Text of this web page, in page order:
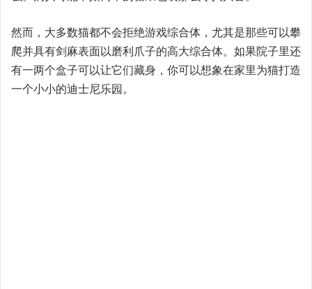
然而，大多数猫都不会拒绝游戏综合体，尤其是那些可以攀
爬并具有剑麻表面以磨利爪子的高大综合体。如果院子里还
有一两个盒子可以让它们藏身，你可以想象在家里为猫打造
一个小小的迪士尼乐园。